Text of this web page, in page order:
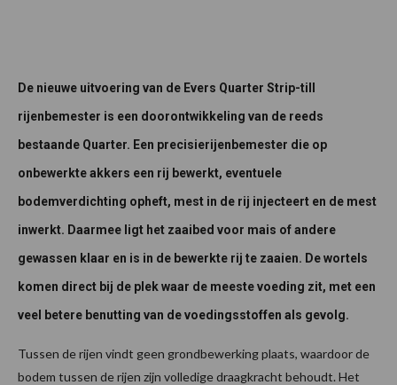
De nieuwe uitvoering van de Evers Quarter Strip-till
rijenbemester is een doorontwikkeling van de reeds
bestaande Quarter. Een precisierijenbemester die op
onbewerkte akkers een rij bewerkt, eventuele
bodemverdichting opheft, mest in de rij injecteert en de mest
inwerkt. Daarmee ligt het zaaibed voor mais of andere
gewassen klaar en is in de bewerkte rij te zaaien. De wortels
komen direct bij de plek waar de meeste voeding zit, met een
veel betere benutting van de voedingsstoffen als gevolg.
Tussen de rijen vindt geen grondbewerking plaats, waardoor de
bodem tussen de rijen zijn volledige draagkracht behoudt. Het